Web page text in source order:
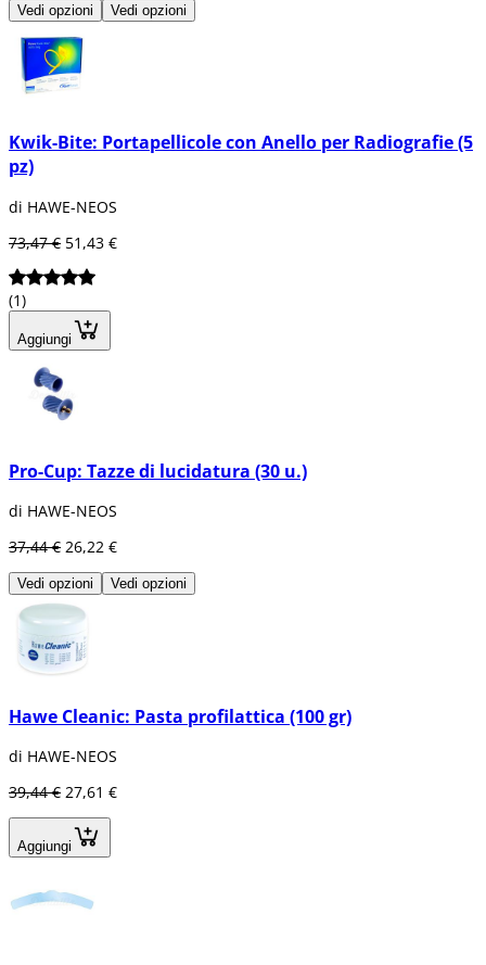
Vedi opzioni Vedi opzioni
Kwik-Bite: Portapellicole con Anello per Radiografie (5
pz)
di HAWE-NEOS
73,47 € 51,43 €
(1)
Aggiungi
Pro-Cup: Tazze di lucidatura (30 u.)
di HAWE-NEOS
37,44 € 26,22 €
Vedi opzioni Vedi opzioni
Hawe Cleanic: Pasta profilattica (100 gr)
di HAWE-NEOS
39,44 € 27,61 €
Aggiungi